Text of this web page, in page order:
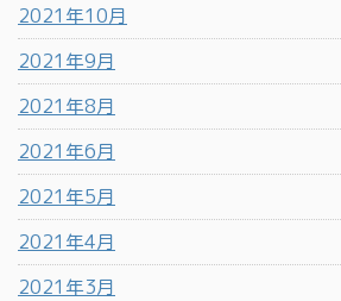
2021年10月
2021年9月
2021年8月
2021年6月
2021年5月
2021年4月
2021年3月